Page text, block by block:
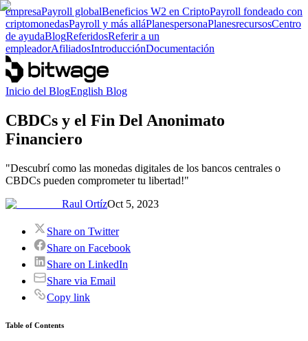
empresaPayroll globalBeneficios W2 en CriptoPayroll fondeado con
criptomonedasPayroll y más alláPlanespersonaPlanesrecursosCentro
de ayudaBlogReferidosReferir a un
empleadorAfiliadosIntroducciónDocumentación
Inicio del BlogEnglish Blog
CBDCs y el Fin Del Anonimato
Financiero
"Descubrí como las monedas digitales de los bancos centrales o
CBDCs pueden comprometer tu libertad!"
Raul OrtízOct 5, 2023
Share on Twitter
Share on Facebook
Share on LinkedIn
Share via Email
Copy link
Table of Contents